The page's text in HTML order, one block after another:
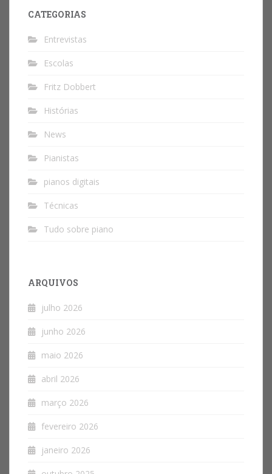
CATEGORIAS
Entrevistas
Escolas
Fritz Dobbert
Histórias
News
Pianistas
pianos digitais
Técnicas
Tudo sobre piano
ARQUIVOS
julho 2026
junho 2026
maio 2026
abril 2026
março 2026
fevereiro 2026
janeiro 2026